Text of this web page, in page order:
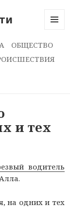
И
ОБЩЕСТВО
и тех
водитель
на одних и тех